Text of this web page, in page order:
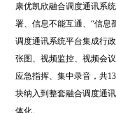
康优凯欣融合调度通讯系
署、信息不能互通、“信息
调度通讯系统平台集成行
张图、视频监控、视频会
应急指挥、集中录音，共
块纳入到整套融合调度通
体化。